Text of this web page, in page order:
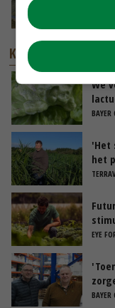
KENNISPARTNERS
We
BAYER
'Het
het
EYE
BAYER